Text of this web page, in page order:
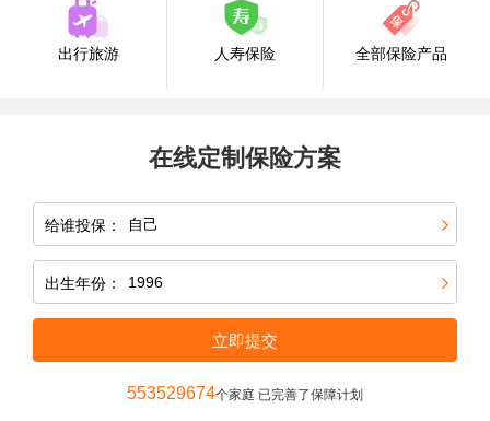
出行旅游 人寿保险 全部保险产品
在线定制保险方案
给谁投保：
出生年份：
立即提交
553529674个家庭 已完善了保障计划